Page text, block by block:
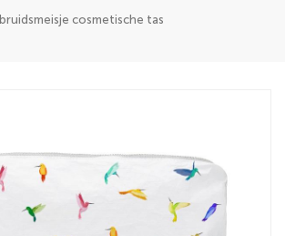
bruidsmeisje cosmetische tas